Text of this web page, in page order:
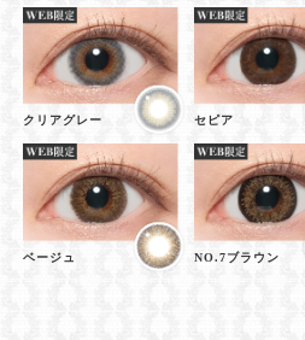
クリアグレー セピア
ベージュ NO.7ブラウン